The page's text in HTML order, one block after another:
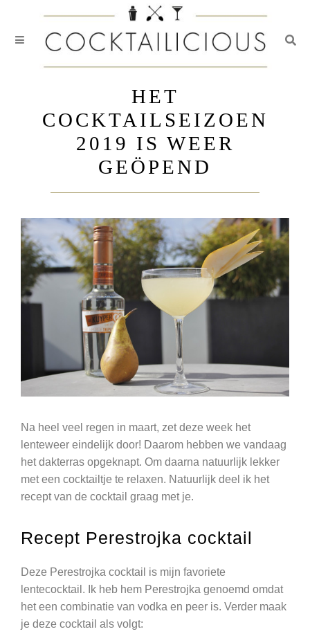
HET
COCKTAILSEIZOEN
2019 IS WEER
GEÖPEND
Na heel veel regen in maart, zet deze week het
lenteweer eindelijk door! Daarom hebben we vandaag
het dakterras opgeknapt. Om daarna natuurlijk lekker
met een cocktailtje te relaxen. Natuurlijk deel ik het
recept van de cocktail graag met je.
Recept Perestrojka cocktail
Deze Perestrojka cocktail is mijn favoriete
lentecocktail. Ik heb hem Perestrojka genoemd omdat
het een combinatie van vodka en peer is. Verder maak
je deze cocktail als volgt: